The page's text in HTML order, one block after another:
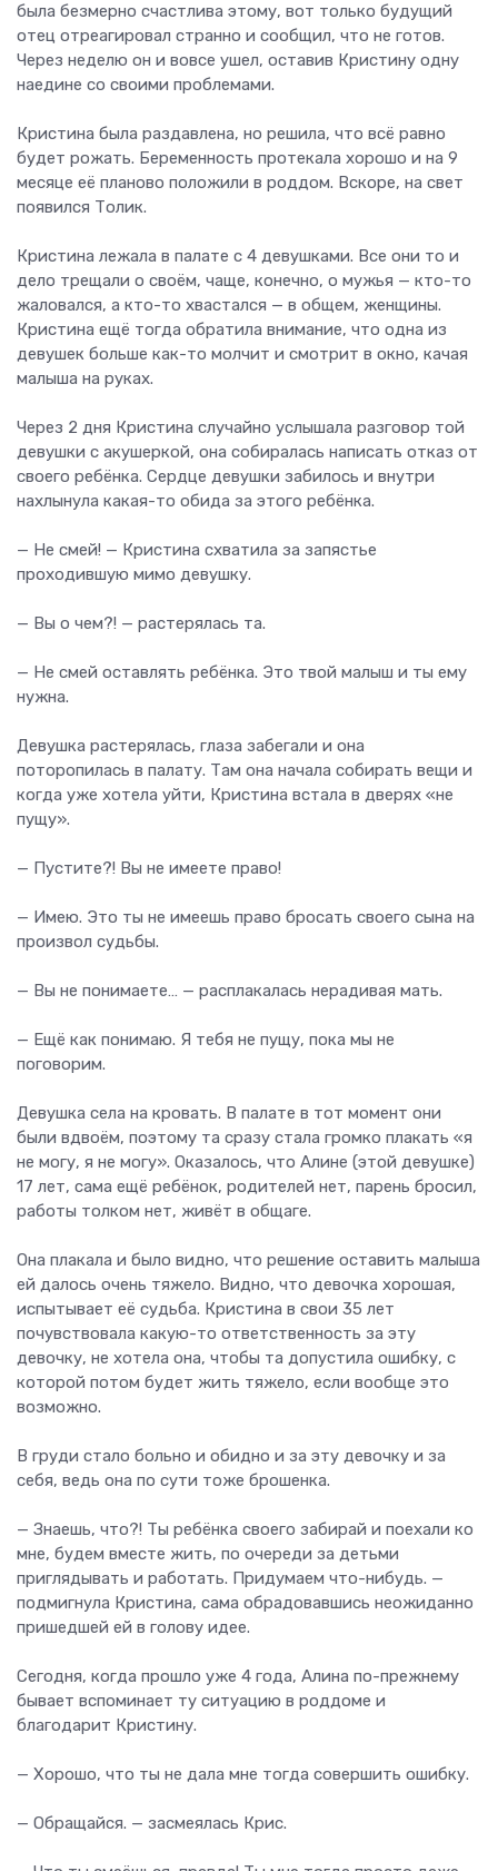
была безмерно счастлива этому, вот только будущий
отец отреагировал странно и сообщил, что не готов.
Через неделю он и вовсе ушел, оставив Кристину одну
наедине со своими проблемами.
Кристина была раздавлена, но решила, что всё равно
будет рожать. Беременность протекала хорошо и на 9
месяце её планово положили в роддом. Вскоре, на свет
появился Толик.
Кристина лежала в палате с 4 девушками. Все они то и
дело трещали о своём, чаще, конечно, о мужья — кто-то
жаловался, а кто-то хвастался — в общем, женщины.
Кристина ещё тогда обратила внимание, что одна из
девушек больше как-то молчит и смотрит в окно, качая
малыша на руках.
Через 2 дня Кристина случайно услышала разговор той
девушки с акушеркой, она собиралась написать отказ от
своего ребёнка. Сердце девушки забилось и внутри
нахлынула какая-то обида за этого ребёнка.
— Не смей! — Кристина схватила за запястье
проходившую мимо девушку.
— Вы о чем?! — растерялась та.
— Не смей оставлять ребёнка. Это твой малыш и ты ему
нужна.
Девушка растерялась, глаза забегали и она
поторопилась в палату. Там она начала собирать вещи и
когда уже хотела уйти, Кристина встала в дверях «не
пущу».
— Пустите?! Вы не имеете право!
— Имею. Это ты не имеешь право бросать своего сына на
произвол судьбы.
— Вы не понимаете… — расплакалась нерадивая мать.
— Ещё как понимаю. Я тебя не пущу, пока мы не
поговорим.
Девушка села на кровать. В палате в тот момент они
были вдвоём, поэтому та сразу стала громко плакать «я
не могу, я не могу». Оказалось, что Алине (этой девушке)
17 лет, сама ещё ребёнок, родителей нет, парень бросил,
работы толком нет, живёт в общаге.
Она плакала и было видно, что решение оставить малыша
ей далось очень тяжело. Видно, что девочка хорошая,
испытывает её судьба. Кристина в свои 35 лет
почувствовала какую-то ответственность за эту
девочку, не хотела она, чтобы та допустила ошибку, с
которой потом будет жить тяжело, если вообще это
возможно.
В груди стало больно и обидно и за эту девочку и за
себя, ведь она по сути тоже брошенка.
— Знаешь, что?! Ты ребёнка своего забирай и поехали ко
мне, будем вместе жить, по очереди за детьми
приглядывать и работать. Придумаем что-нибудь. —
подмигнула Кристина, сама обрадовавшись неожиданно
пришедшей ей в голову идее.
Сегодня, когда прошло уже 4 года, Алина по-прежнему
бывает вспоминает ту ситуацию в роддоме и
благодарит Кристину.
— Хорошо, что ты не дала мне тогда совершить ошибку.
— Обращайся. — засмеялась Крис.